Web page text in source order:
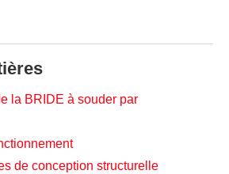
la BRIDE à souder par
de conception structurelle